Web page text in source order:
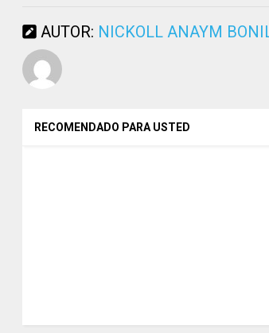
AUTOR: NICKOLL ANAYM
RECOMENDADO PARA USTED